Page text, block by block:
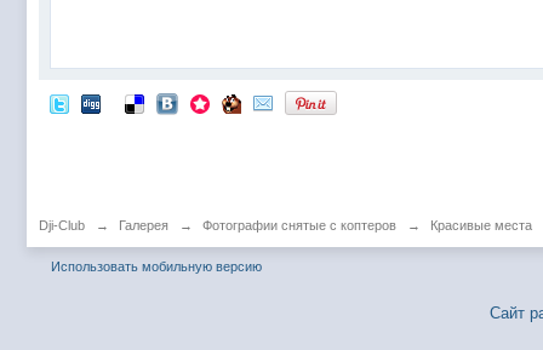
Dji-Club → Галерея → Фотографии снятые с коптеров → Красивые места
Использовать мобильную версию
Сайт